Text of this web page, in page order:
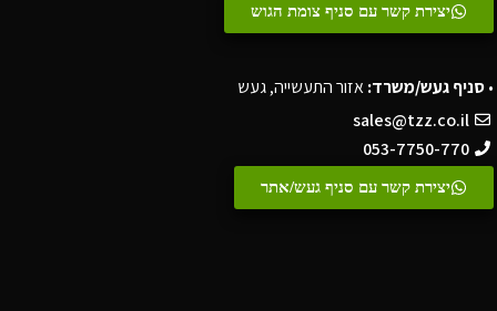
יצירת קשר עם סניף צומת הגוש
•סניף געש/משרד:אזור התעשייה, געש
sales@tzz.co.il
053-7750-770
יצירת קשר עם סניף געש/אתר